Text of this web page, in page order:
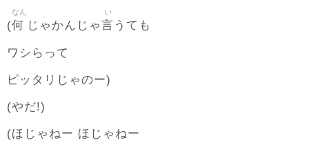
(何
なん
じゃかんじゃ言
い
うても
ワシらって
ピッタリじゃのー)
(やだ!)
(ほじゃねー ほじゃねー